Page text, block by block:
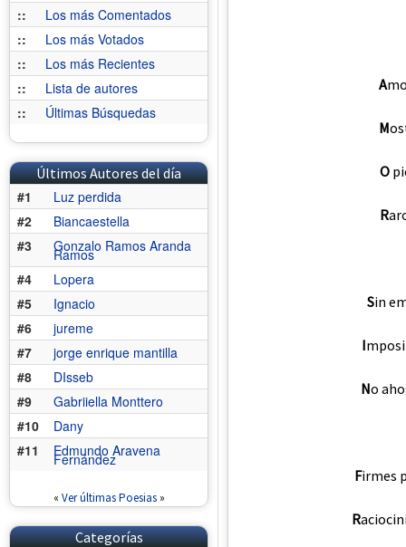
::
Los más Comentados
::
Los más Votados
::
Los más Recientes
::
Lista de autores
::
Últimas Búsquedas
Últimos Autores del día
#1
Luz perdida
#2
Biancaestella
#3
Gonzalo Ramos Aranda
Ramos
#4
Lopera
#5
Ignacio
#6
jureme
#7
jorge enrique mantilla
#8
DIsseb
#9
Gabriiella Monttero
#10
Dany
#11
Edmundo Aravena
Fernández
« Ver últimas Poesias»
Categorías
A
M
O
R
Sin
I
No
Firmes
R